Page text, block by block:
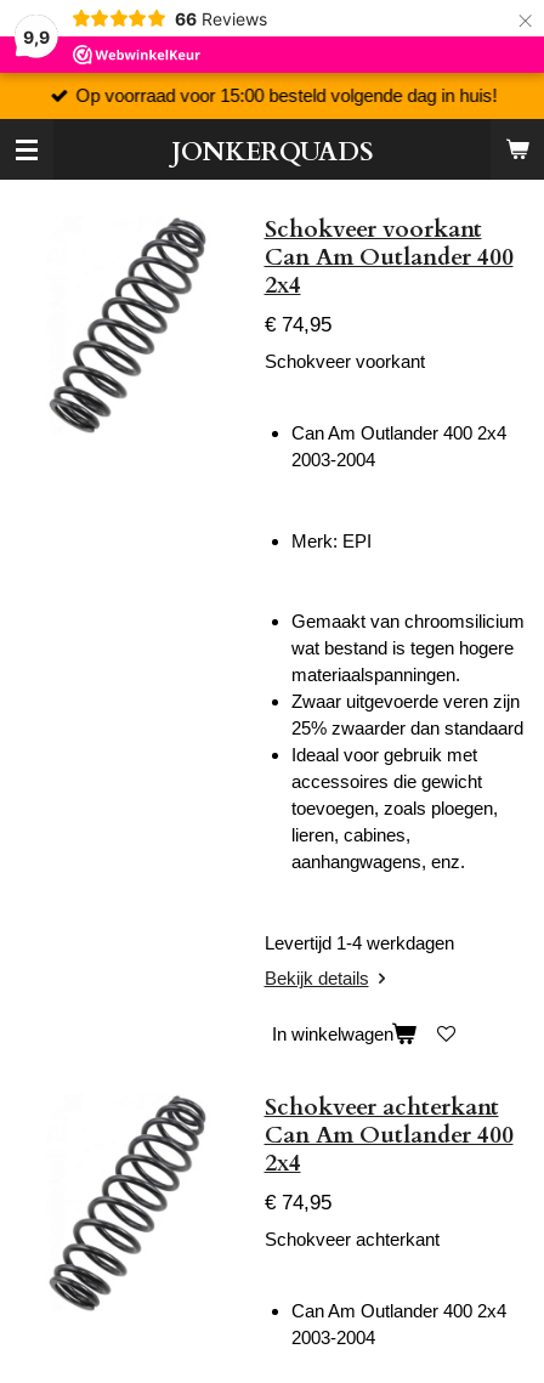
9,9
66 Reviews ×
JONKERQUADS
Op voorraad voor 15:00 besteld volgende dag in huis!
Schokveer voorkant
Can Am Outlander 400
2x4
€ 74,95
Schokveer voorkant
Can Am Outlander 400 2x4
2003-2004
Merk: EPI
Gemaakt van chroomsilicium
wat bestand is tegen hogere
materiaalspanningen.
Zwaar uitgevoerde veren zijn
25% zwaarder dan standaard
Ideaal voor gebruik met
accessoires die gewicht
toevoegen, zoals ploegen,
lieren, cabines,
aanhangwagens, enz.
Levertijd 1-4 werkdagen
Bekijk details
In winkelwagen
Schokveer achterkant
Can Am Outlander 400
2x4
€ 74,95
Schokveer achterkant
Can Am Outlander 400 2x4
2003-2004